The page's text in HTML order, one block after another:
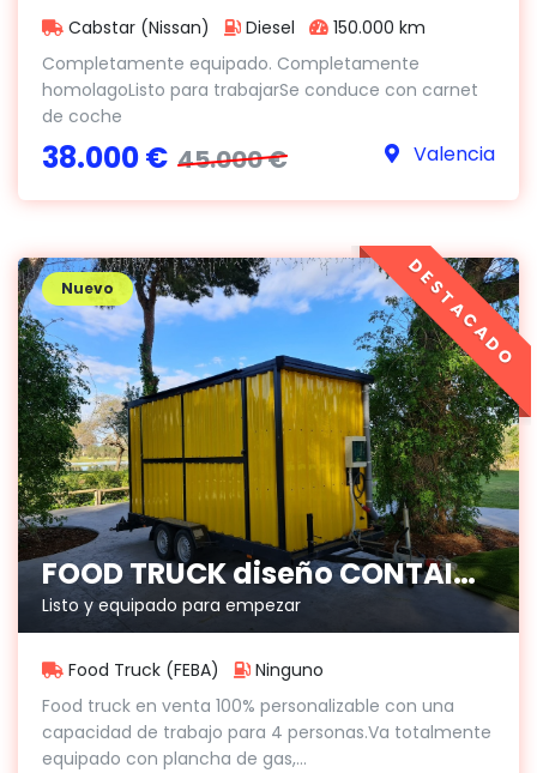
Cabstar (Nissan) Diesel
150.000 km
Completamente equipado. Completamente
homolagoListo para trabajarSe conduce con carnet
de coche
38.000 € 45.000 € Valencia
FOOD TRUCK diseño CONTAINER
Listo y equipado para empezar
Nuevo
Food Truck (FEBA)
Ninguno
Food truck en venta 100% personalizable con una
capacidad de trabajo para 4 personas.Va totalmente
equipado con plancha de gas,...
DESTACADO